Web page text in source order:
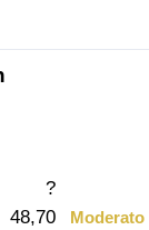
?
48,70 Moderato